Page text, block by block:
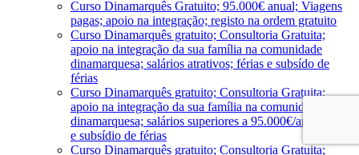
Curso Dinamarquês Gratuito; 95.000€ anual; Viagens
pagas; apoio na integração; registo na ordem gratuito
Curso Dinamarquês gratuito; Consultoria Gratuita;
apoio na integração da sua família na comunidade
dinamarquesa; salários atrativos; férias e subsído de
férias
Curso Dinamarquês gratuito; Consultoria Gratuita;
apoio na integração da sua família na comunidade
dinamarquesa; salários superiores a 95.000€/ano; férias
e subsídio de férias
Curso Dinamarquês gratuito; Consultoria Gratuita;